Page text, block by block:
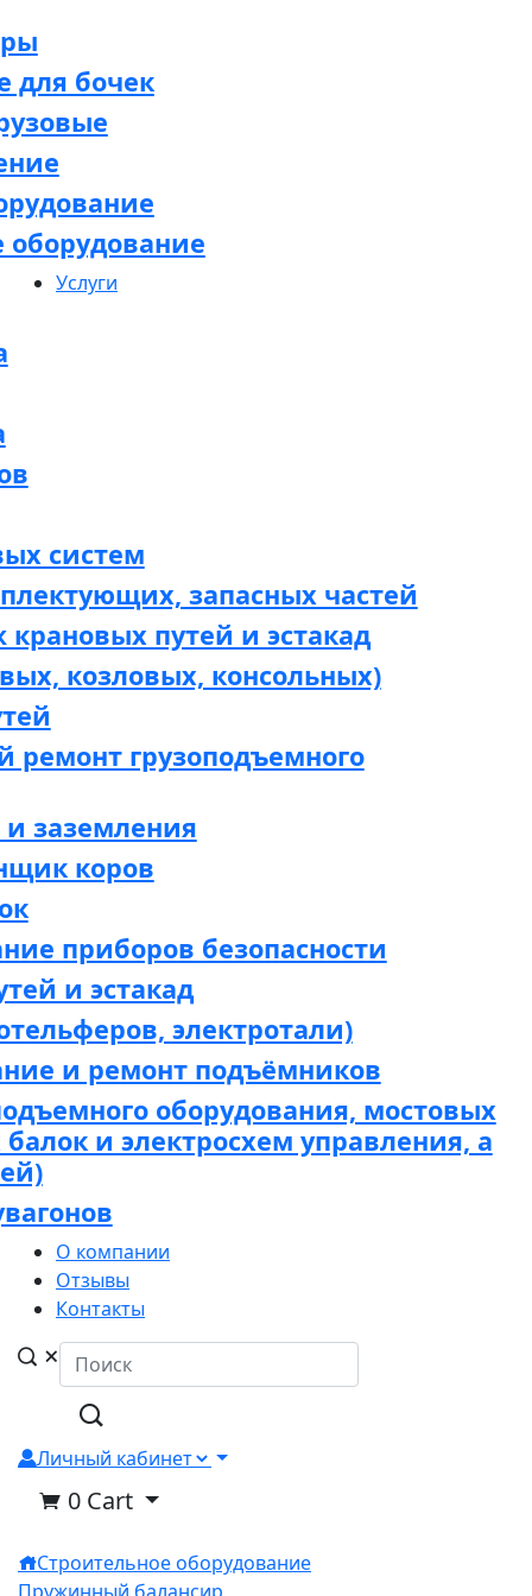
для бочек
оборудование
Услуги
систем
запасных частей
путей и эстакад
козловых, консольных)
грузоподъемного
заземления
коров
приборов безопасности
и эстакад
электротали)
и ремонт подъёмников
оборудования, мостовых
и электросхем управления, а
О компании
Отзывы
Контакты
Личный кабинет
0 Cart
Строительное оборудование